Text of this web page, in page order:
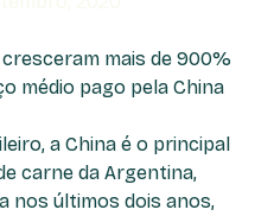
mais de 900%
médio pago pela China
a China é o principal
carne da Argentina,
nos últimos dois anos,